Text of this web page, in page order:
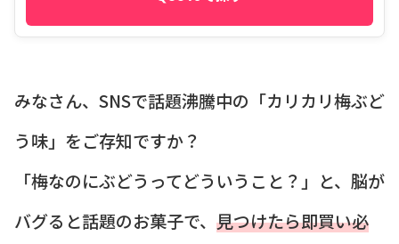
みなさん、SNSで話題沸騰中の「カリカリ梅ぶど
う味」をご存知ですか？
「梅なのにぶどうってどういうこと？」と、脳が
バグると話題のお菓子で、 見つけたら即買い必